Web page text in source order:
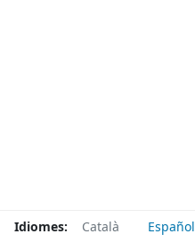
Idiomes: Català Español